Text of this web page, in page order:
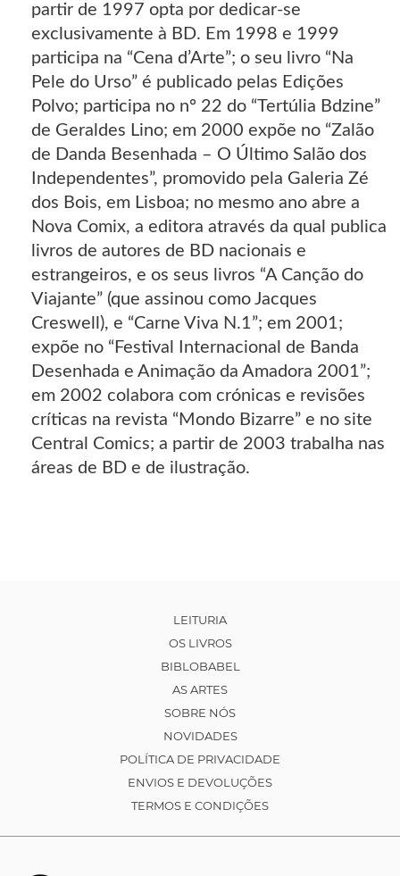
partir de 1997 opta por dedicar-se
exclusivamente à BD. Em 1998 e 1999
participa na “Cena d’Arte”; o seu livro “Na
Pele do Urso” é publicado pelas Edições
Polvo; participa no nº 22 do “Tertúlia Bdzine”
de Geraldes Lino; em 2000 expõe no “Zalão
de Danda Besenhada – O Último Salão dos
Independentes”, promovido pela Galeria Zé
dos Bois, em Lisboa; no mesmo ano abre a
Nova Comix, a editora através da qual publica
livros de autores de BD nacionais e
estrangeiros, e os seus livros “A Canção do
Viajante” (que assinou como Jacques
Creswell), e “Carne Viva N.1”; em 2001;
expõe no “Festival Internacional de Banda
Desenhada e Animação da Amadora 2001”;
em 2002 colabora com crónicas e revisões
críticas na revista “Mondo Bizarre” e no site
Central Comics; a partir de 2003 trabalha nas
áreas de BD e de ilustração.
LEITURIA
OS LIVROS
BIBLOBABEL
AS ARTES
SOBRE NÓS
NOVIDADES
POLÍTICA DE PRIVACIDADE
ENVIOS E DEVOLUÇÕES
TERMOS E CONDIÇÕES